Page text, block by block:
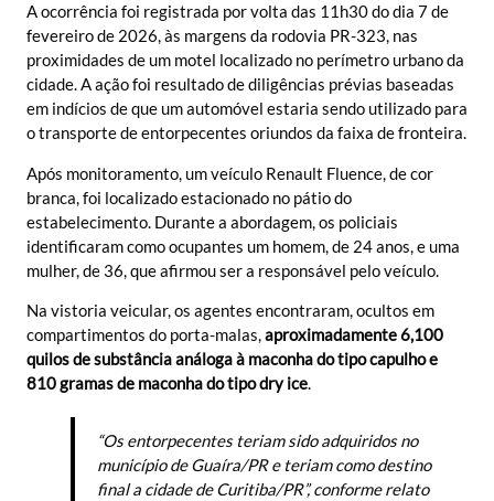
A ocorrência foi registrada por volta das 11h30 do dia 7 de
fevereiro de 2026, às margens da rodovia PR-323, nas
proximidades de um motel localizado no perímetro urbano da
cidade. A ação foi resultado de diligências prévias baseadas
em indícios de que um automóvel estaria sendo utilizado para
o transporte de entorpecentes oriundos da faixa de fronteira.
Após monitoramento, um veículo Renault Fluence, de cor
branca, foi localizado estacionado no pátio do
estabelecimento. Durante a abordagem, os policiais
identificaram como ocupantes um homem, de 24 anos, e uma
mulher, de 36, que afirmou ser a responsável pelo veículo.
Na vistoria veicular, os agentes encontraram, ocultos em
compartimentos do porta-malas,aproximadamente 6,100
quilos de substância análoga à maconha do tipo capulho e
810 gramas de maconha do tipo dry ice.
“Os entorpecentes teriam sido adquiridos no
município de Guaíra/PR e teriam como destino
final a cidade de Curitiba/PR”, conforme relato